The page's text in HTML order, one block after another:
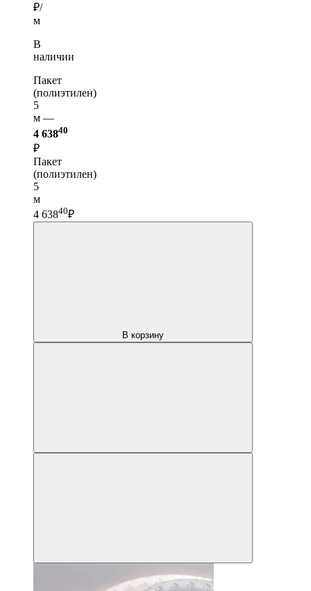
₽/
м
В
наличии
Пакет
(полиэтилен)
5
м —
4 63840
₽
Пакет
(полиэтилен)
5
м
4 63840₽
В корзину